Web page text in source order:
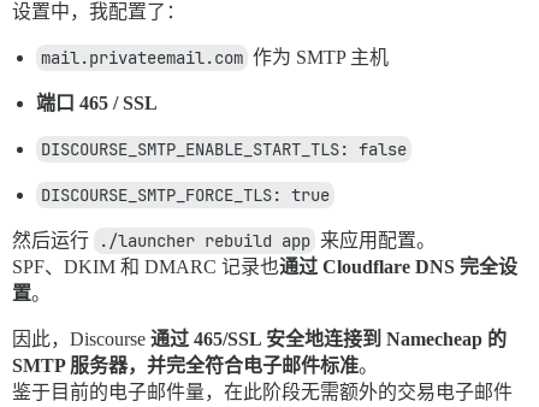
设置中，我配置了：
mail.privateemail.com 作为 SMTP 主机
端口 465 / SSL
DISCOURSE_SMTP_ENABLE_START_TLS: false
DISCOURSE_SMTP_FORCE_TLS: true
然后运行 ./launcher rebuild app 来应用配置。
SPF、DKIM 和 DMARC 记录也通过 Cloudflare DNS 完全设
置。
因此，Discourse 通过 465/SSL 安全地连接到 Namecheap 的
SMTP 服务器，并完全符合电子邮件标准。
鉴于目前的电子邮件量，在此阶段无需额外的交易电子邮件